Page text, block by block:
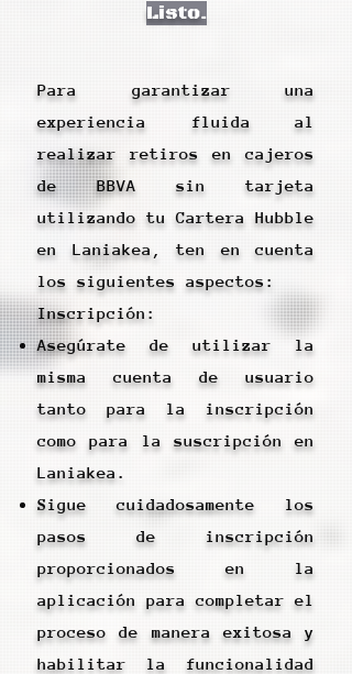
Listo.
Para garantizar una
experiencia fluida al
realizar retiros en cajeros
de BBVA sin tarjeta
utilizando tu Cartera Hubble
en Laniakea, ten en cuenta
los siguientes aspectos:
Inscripción:
Asegúrate de utilizar la
misma cuenta de usuario
tanto para la inscripción
como para la suscripción en
Laniakea.
Sigue cuidadosamente los
pasos de inscripción
proporcionados en la
aplicación para completar el
proceso de manera exitosa y
habilitar la funcionalidad